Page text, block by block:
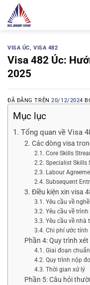
Chuyển
đến
dungVISA ÚC,VISA 482
Visa 482 Úc:
2025
ĐÃ ĐĂNG TRÊN20/12/2024
Mục lục
1. Tổng quan về Visa
2. Các dòng visa
2.1. Core Skills
2.2. Specialist Skills
2.3. Labour
2.4. Subsequent
3. Điều kiện xin visa
3.1. Yêu cầu về
3.2. Yêu cầu về
3.3. Yêu cầu về nhà
3.4. Chi phí ước tính
Phần 4: Quy trình
4.1. Giai đoạn
4.2. Quy trình nộp
4.3. Thời gian xử lý
Phần 5: Câu hỏi